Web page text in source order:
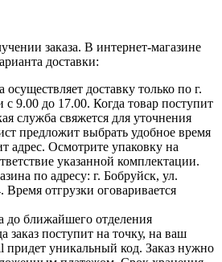
заказа. В интернет-магазине
доставки:
осуществляет доставку только по г.
с 9.00 до 17.00. Когда товар поступит
служба свяжется для уточнения
предложит выбрать удобное время
адрес. Осмотрите упаковку на
указанной комплектации.
по адресу: г. Бобруйск, ул.
Время отгрузки оговаривается
до ближайшего отделения
заказ поступит на точку, на ваш
придет уникальный код. Заказ нужно